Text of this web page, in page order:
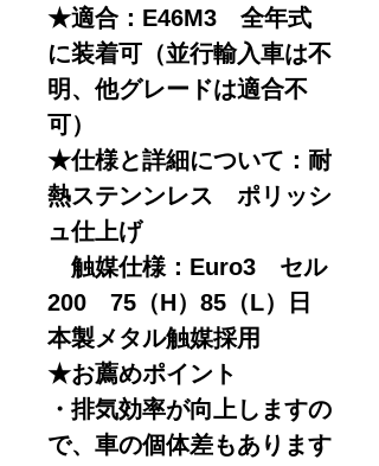
★適合：E46M3 全年式
に装着可（並行輸入車は不
明、他グレードは適合不
可）
★仕様と詳細について：耐
熱ステンンレス ポリッシ
ュ仕上げ
触媒仕様：Euro3 セル
200 75（H）85（L）日
本製メタル触媒採用
★お薦めポイント
・排気効率が向上しますの
で、車の個体差もあります